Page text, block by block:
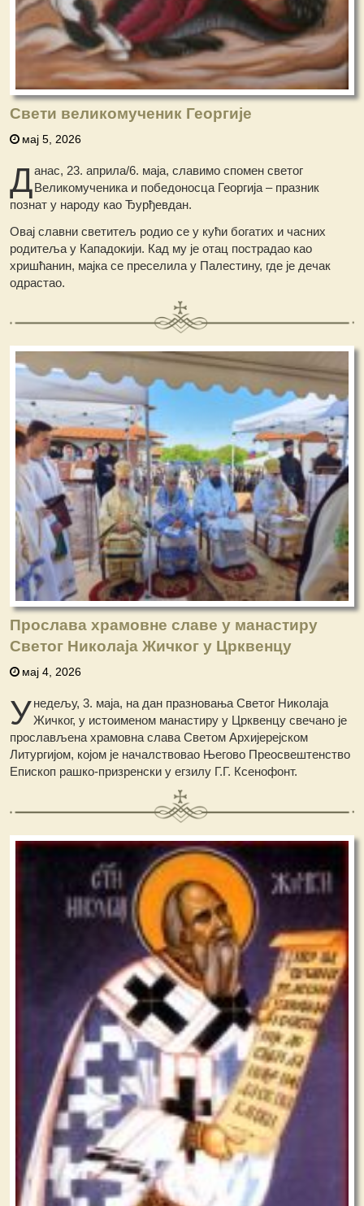
Свети великомученик Георгије
мај 5, 2026
Данас, 23. априла/6. маја, славимо спомен светог
Великомученика и победоносца Георгија – празник
познат у народу као Ђурђевдан.
Овај славни светитељ родио се у кући богатих и часних
родитеља у Кападокији. Кад му је отац пострадао као
хришћанин, мајка се преселила у Палестину, где је дечак
одрастао.
Прослава храмовне славе у манастиру
Светог Николаја Жичког у Црквенцу
мај 4, 2026
Унедељу, 3. маја, на дан празновања Светог Николаја
Жичког, у истоименом манастиру у Црквенцу свечано је
прослављена храмовна слава Светом Архијерејском
Литургијом, којом је началствовао Његово Преосвештенство
Епископ рашко-призренски у егзилу Г.Г. Ксенофонт.